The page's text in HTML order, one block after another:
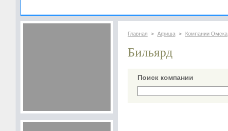
Главная > Афиша > Компании Омска
Бильярд
Поиск компании